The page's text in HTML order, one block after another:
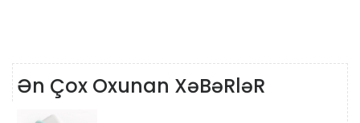
Ən Çox Oxunan XəBəRləR